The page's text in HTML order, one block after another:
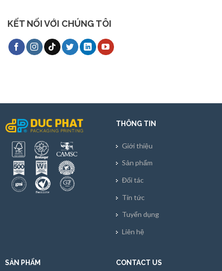
KẾT NỐI VỚI CHÚNG TÔI
THÔNG TIN
Giới thiệu
Sản phẩm
Đối tác
Tin tức
Tuyển dụng
Liên hệ
SẢN PHẨM CONTACT US